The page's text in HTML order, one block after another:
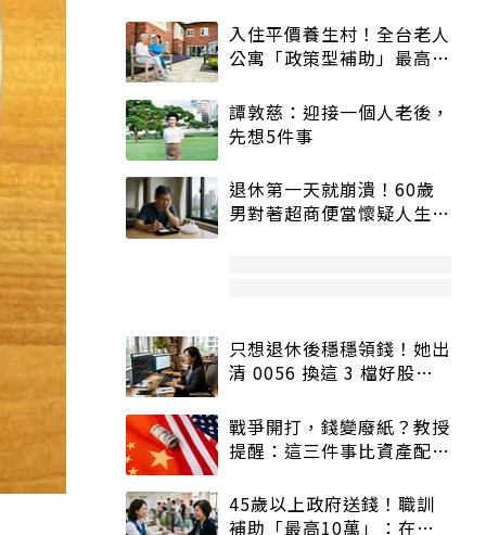
入住平價養生村！全台老人
公寓「政策型補助」最高打
譚敦慈：迎接一個人老後，
先想5件事
退休第一天就崩潰！60歲
男對著超商便當懷疑人生
只想退休後穩穩領錢！她出
清 0056 換這 3 檔好股：
戰爭開打，錢變廢紙？教授
提醒：這三件事比資產配置
45歲以上政府送錢！職訓
補助「最高10萬」：在